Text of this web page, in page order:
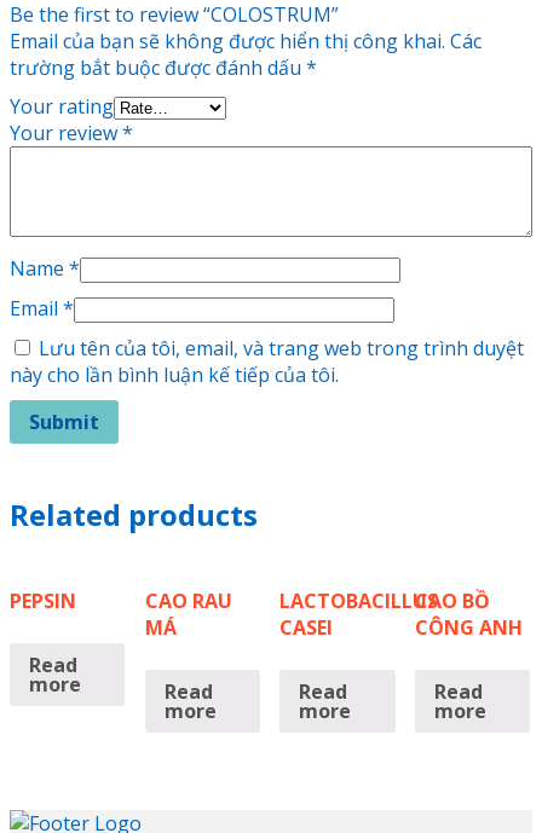
Be the first to review “COLOSTRUM”
Email của bạn sẽ không được hiển thị công khai. Các
trường bắt buộc được đánh dấu *
Your rating
Your review*
Name *
Email *
Lưu tên của tôi, email, và trang web trong trình duyệt
này cho lần bình luận kế tiếp của tôi.
Related products
PEPSIN
Read
more
CAO RAU
MÁ
Read
more
LACTOBACILLUS
CASEI
Read
more
CAO BỒ
CÔNG ANH
Read
more